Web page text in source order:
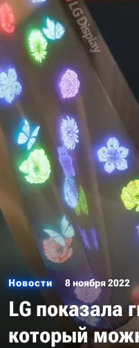
Новости 8 ноября 2022
LG показала
который